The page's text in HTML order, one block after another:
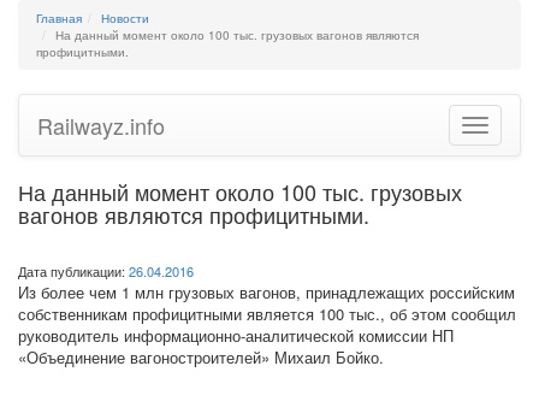
Главная
Новости
На данный момент около 100 тыс. грузовых вагонов являются
профицитными.
Toggle
Railwayz.info
На данный момент около 100 тыс. грузовых
вагонов являются профицитными.
Дата публикации: 26.04.2016
Из более чем 1 млн грузовых вагонов, принадлежащих российским
собственникам профицитными является 100 тыс., об этом сообщил
руководитель информационно-аналитической комиссии НП
«Объединение вагоностроителей» Михаил Бойко.